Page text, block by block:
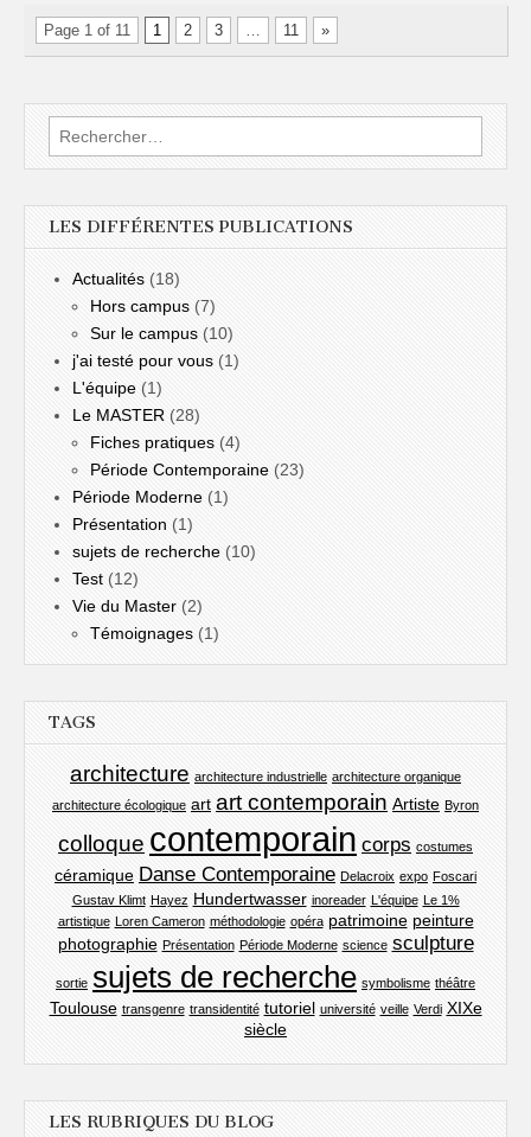
Page 1 of 11 1 2 3 11 »
Rechercher :
LES DIFFÉRENTES PUBLICATIONS
Actualités (18)
Hors campus (7)
Sur le campus (10)
j'ai testé pour vous (1)
L'équipe (1)
Le MASTER (28)
Fiches pratiques (4)
Période Contemporaine (23)
Période Moderne (1)
Présentation (1)
sujets de recherche (10)
Test (12)
Vie du Master (2)
Témoignages (1)
TAGS
architecture architecture industrielle architecture organique
architecture écologique art art contemporain Artiste Byron
colloque contemporain corps costumes
céramique Danse Contemporaine Delacroix expo Foscari
Gustav Klimt Hayez Hundertwasser inoreader L'équipe
Le 1%
artistique
Loren Cameron méthodologie opéra patrimoine peinture
photographie Présentation Période Moderne science sculpture
sortie sujets de recherche symbolisme théâtre
Toulouse transgenre transidentité tutoriel université veille Verdi XIXe
siècle
LES RUBRIQUES DU BLOG